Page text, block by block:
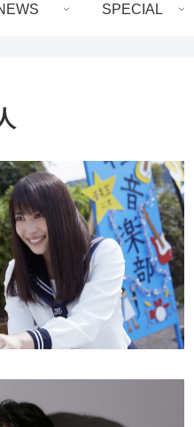
SPECIAL